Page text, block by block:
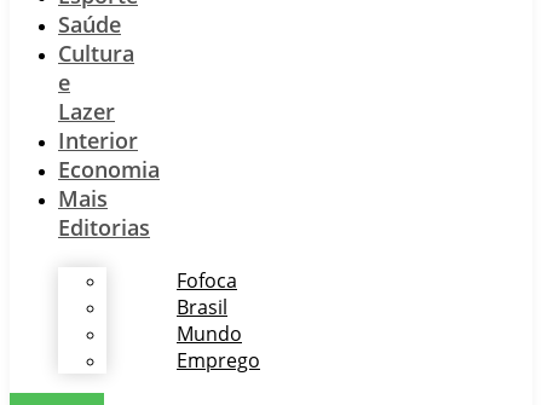
Saúde
Cultura
e
Lazer
Interior
Economia
Mais
Editorias
Fofoca
Brasil
Mundo
Emprego